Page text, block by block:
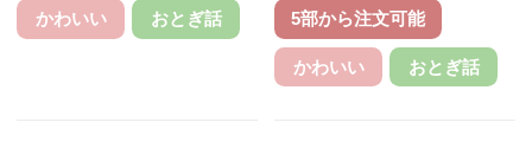
かわいい おとぎ話 5部から注文可能
かわいい おとぎ話